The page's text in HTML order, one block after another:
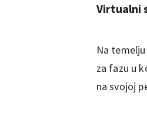
Virtualni
Na
za fazu u
na svojoj